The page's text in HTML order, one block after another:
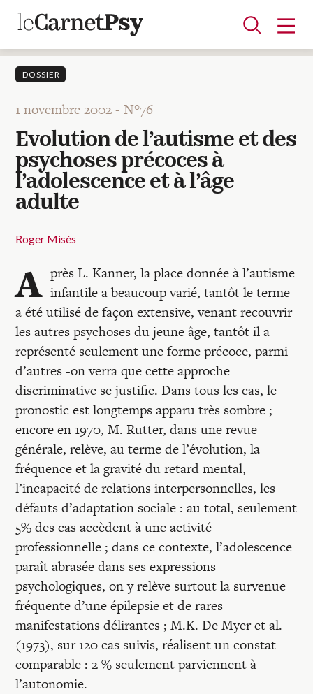
Articles
A la une
Adolescence
Dispositif
Enfance
Périnatalité
Psychanalyse
Psychopathologie
Soin
Dossiers
Auteurs
Blocs-notes
Recherches
Entretiens
Revues
Colloque
Mon panier
Mon compte
DOSSIER
1 novembre 2002 -N°76
Evolution de l’autisme et des
psychoses précoces à
l’adolescence et à l’âge
adulte
Roger Misès
A près L. Kanner, la place donnée à l’autisme
infantile a beaucoup varié, tantôt le terme
a été utilisé de façon extensive, venant recouvrir
les autres psychoses du jeune âge, tantôt il a
représenté seulement une forme précoce, parmi
d’autres -on verra que cette approche
discriminative se justifie. Dans tous les cas, le
pronostic est longtemps apparu très sombre ;
encore en 1970, M. Rutter, dans une revue
générale, relève, au terme de l’évolution, la
fréquence et la gravité du retard mental,
l’incapacité de relations interpersonnelles, les
défauts d’adaptation sociale : au total, seulement
5% des cas accèdent à une activité
professionnelle ; dans ce contexte, l’adolescence
paraît abrasée dans ses expressions
psychologiques, on y relève surtout la survenue
fréquente d’une épilepsie et de rares
manifestations délirantes ; M.K. De Myer et al.
(1973), sur 120 cas suivis, réalisent un constat
comparable : 2 % seulement parviennent à
l’autonomie.